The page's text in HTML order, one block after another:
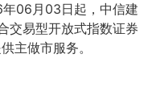
06月03日起，中信建
交易型开放式指数证券
主做市服务。